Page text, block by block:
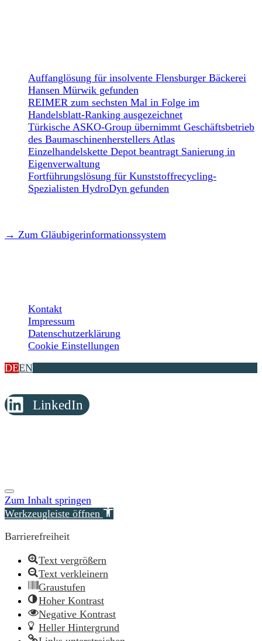
Auffanglösung für insolvente Flensburger Bäckerei
Hansen Mürwik gefunden
REIMER zum sechsten Mal in Folge im
Handelsblatt-Ranking ausgezeichnet
Türkische ASKO-Group übernimmt Geschäftsbetrieb
des Baumaschinenherstellers Atlas
Einzelhandelskette Depot beantragt Sanierung in
Eigenverwaltung
Fortführungslösung für Kunststoffrecycling-
Spezialisten HydroDyn gefunden
→ Zum Gläubigerinformationssystem
Kontakt
Impressum
Datenschutzerklärung
Cookie Einstellungen
DEEN
LinkedIn
Zum Inhalt springen
Werkzeugleiste öffnen
Barrierefreiheit
Text vergrößern
Text verkleinern
Graustufen
Hoher Kontrast
Negative Kontrast
Heller Hintergrund